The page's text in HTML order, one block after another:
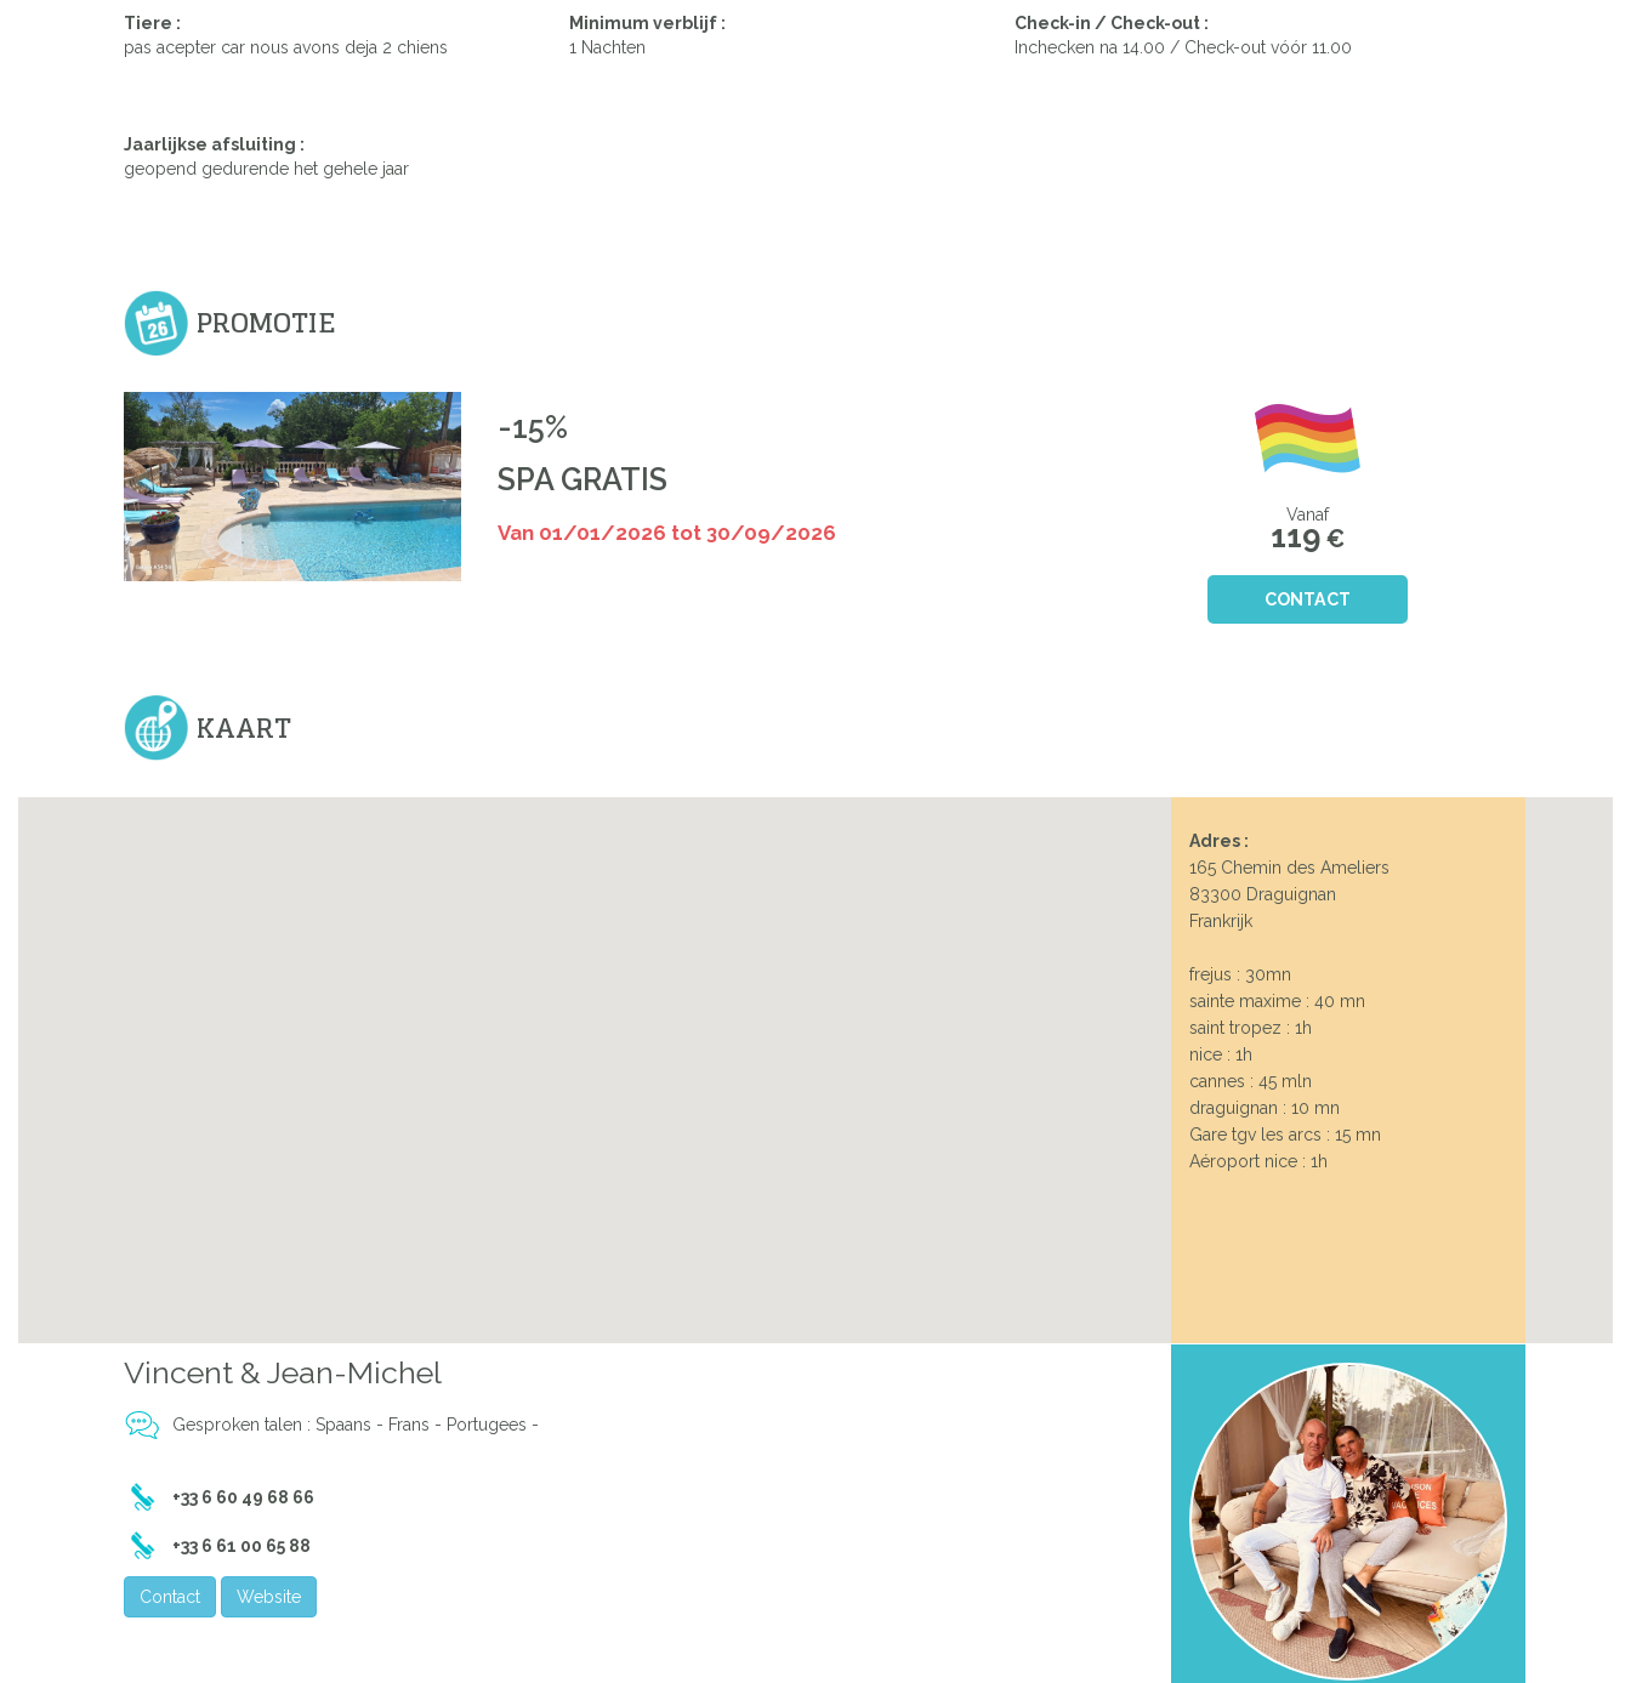
Tiere :
pas acepter car nous avons deja 2 chiens
Minimum verblijf :
1 Nachten
Check-in / Check-out :
Inchecken na 14.00 / Check-out vóór 11.00
Jaarlijkse afsluiting :
geopend gedurende het gehele jaar
PROMOTIE
-15%
SPA GRATIS
Van 01/01/2026 tot 30/09/2026
Vanaf
119€
CONTACT
KAART
Adres :
165 Chemin des Ameliers
83300 Draguignan
Frankrijk
frejus : 30mn
sainte maxime : 40 mn
saint tropez : 1h
nice : 1h
cannes : 45 mln
draguignan : 10 mn
Gare tgv les arcs : 15 mn
Aéroport nice : 1h
Vincent & Jean-Michel
Gesproken talen : Spaans - Frans - Portugees -
+33 6 60 49 68 66
+33 6 61 00 65 88
Contact Website